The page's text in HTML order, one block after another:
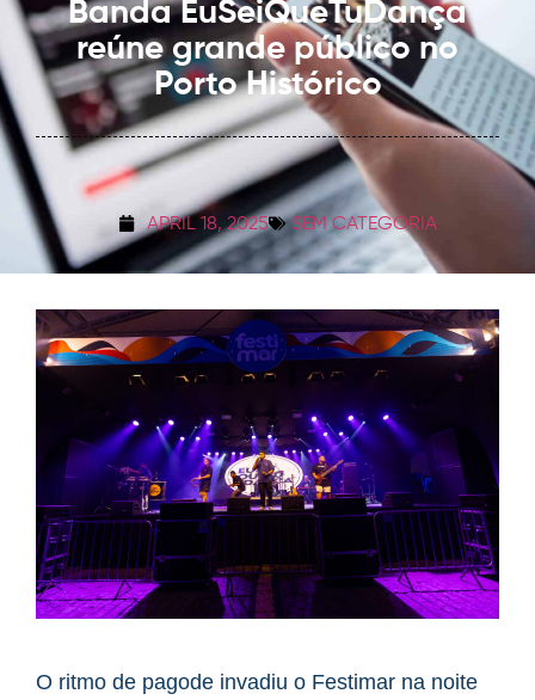
Banda EuSeiQueTuDança
reúne grande público no
Porto Histórico
APRIL 18, 2025 SEM CATEGORIA
O ritmo de pagode invadiu o Festimar na noite